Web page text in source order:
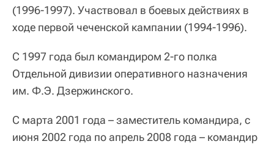
(1996-1997). Участвовал в боевых действиях в
ходе первой чеченской кампании (1994-1996).
С 1997 года был командиром 2-го полка
Отдельной дивизии оперативного назначения
им. Ф.Э. Дзержинского.
С марта 2001 года – заместитель командира, с
июня 2002 года по апрель 2008 года – командир